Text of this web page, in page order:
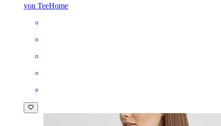
von TeeHome